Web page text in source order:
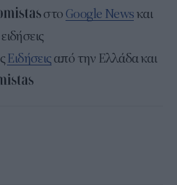
στο Google Newsκαι
Ειδήσειςαπό την Ελλάδα και